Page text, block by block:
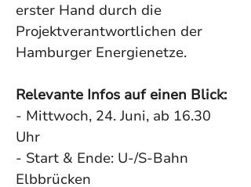
erster Hand durch die
Projektverantwortlichen der
Hamburger Energienetze.
Relevante Infos auf einen Blick:
- Mittwoch, 24. Juni, ab 16.30
Uhr
- Start & Ende: U-/S-Bahn
Elbbrücken